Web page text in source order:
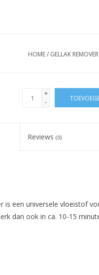
HOME/ GELLAK
+
-
Reviews(0)
is een universele vloeistof
dan ook in ca. 10-15